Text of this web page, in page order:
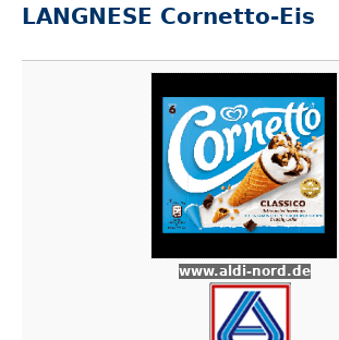
LANGNESE Cornetto-Eis
www.aldi-nord.de